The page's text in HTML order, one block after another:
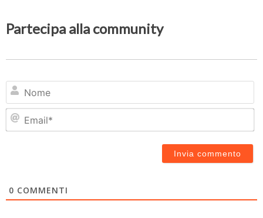
Partecipa alla community
0 COMMENTI